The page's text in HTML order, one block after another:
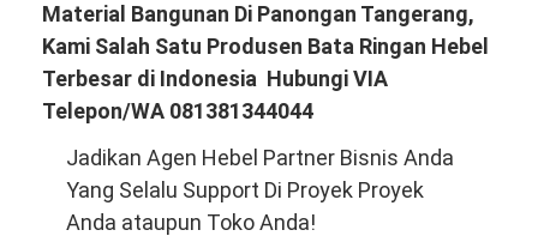
Material Bangunan Di Panongan Tangerang,
Kami Salah Satu Produsen Bata Ringan Hebel
Terbesar di Indonesia Hubungi VIA
Telepon/WA 081381344044
Jadikan Agen Hebel Partner Bisnis Anda
Yang Selalu Support Di Proyek Proyek
Anda ataupun Toko Anda!